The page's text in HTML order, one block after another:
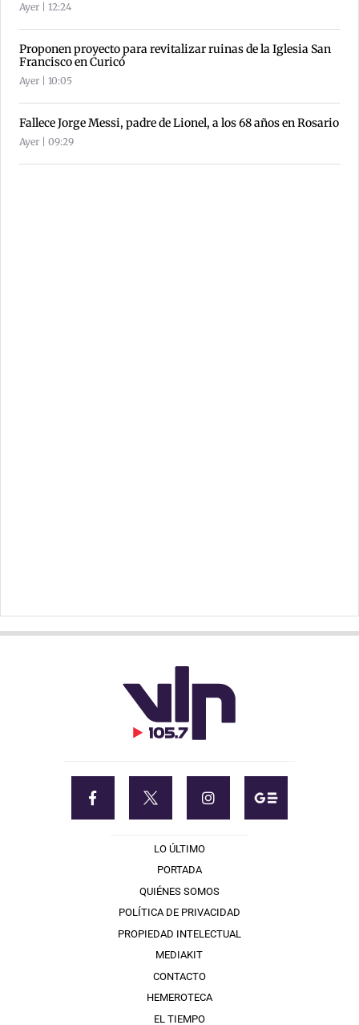
Ayer | 12:24
Proponen proyecto para revitalizar ruinas de la Iglesia San
Francisco en Curicó
Ayer | 10:05
Fallece Jorge Messi, padre de Lionel, a los 68 años en Rosario
Ayer | 09:29
LO ÚLTIMO
PORTADA
QUIÉNES SOMOS
POLÍTICA DE PRIVACIDAD
PROPIEDAD INTELECTUAL
MEDIAKIT
CONTACTO
HEMEROTECA
EL TIEMPO